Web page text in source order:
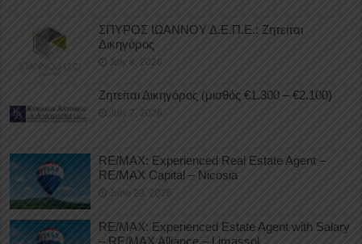
ΣΠΥΡΟΣ ΙΩΑΝΝΟΥ Δ.Ε.Π.Ε.: Ζητείται
Δικηγόρος
July 8, 2026
Ζητείται Δικηγόρος (μισθός €1.300 – €2.100)
July 7, 2026
RE/MAX: Experienced Real Estate Agent –
RE/MAX Capital – Nicosia
June 29, 2026
RE/MAX: Experienced Estate Agent with Salary
– RE/MAX Alliance – Limassol